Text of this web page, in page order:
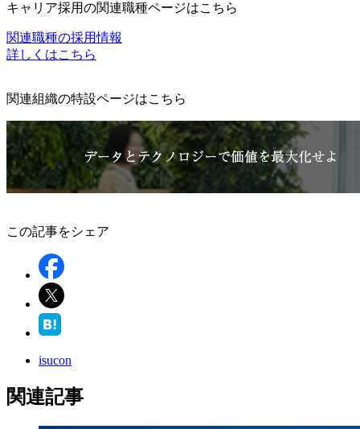
キャリア採用の関連職種ページはこちら
関連職種の採用情報
詳しくはこちら
関連組織の特設ページはこちら
この記事をシェア
isucon
関連記事